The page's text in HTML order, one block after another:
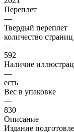
Переплет
—
Твердый переплет
количество страниц
—
592
Наличие
—
есть
Вес в упаковке
—
830
Описание
Издание